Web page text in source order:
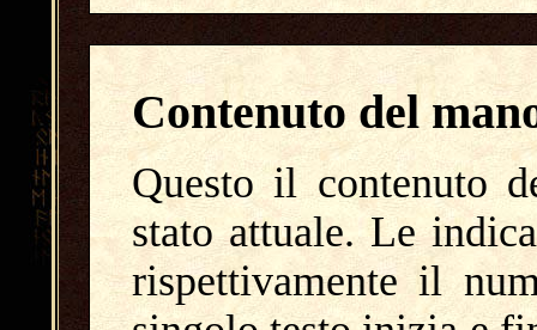
Contenuto del
Questo il contenuto
stato attuale. Le
rispettivamente il